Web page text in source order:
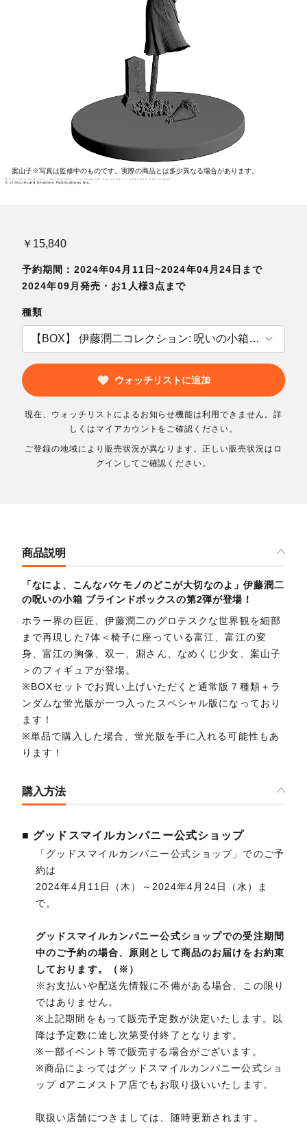
案山子※写真は監修中のものです。実際の商品とは多少異なる場合があります。
￥15,840
予約期間：2024年04月11日~2024年04月24日まで
2024年09月発売・お1人様3点まで
種類
ウォッチリストに追加
現在、ウォッチリストによるお知らせ機能は利用できません。詳
しくはマイアカウントをご確認ください。
ご登録の地域により販売状況が異なります。正しい販売状況はロ
グインしてご確認ください。
商品説明
「なによ、こんなバケモノのどこが大切なのよ」伊藤潤二
の呪いの小箱 ブラインドボックスの第2弾が登場！
ホラー界の巨匠、伊藤潤二のグロテスクな世界観を細部
まで再現した7体＜椅子に座っている富江、富江の変
身、富江の胸像、双一、淵さん、なめくじ少女、案山子
＞のフィギュアが登場。
※BOXセットでお買い上げいただくと通常版７種類＋ラ
ンダムな蛍光版が一つ入ったスペシャル版になっており
ます！
※単品で購入した場合、蛍光版を手に入れる可能性もあ
ります！
購入方法
■ グッドスマイルカンパニー公式ショップ
「グッドスマイルカンパニー公式ショップ」でのご予
約は
2024年4月11日（木）～2024年4月24日（水）ま
で。
グッドスマイルカンパニー公式ショップでの受注期間
中のご予約の場合、原則として商品のお届けをお約束
しております。（※）
※お支払いや配送先情報に不備がある場合、この限り
ではありません。
※上記期間をもって販売予定数が決定いたします。以
降は予定数に達し次第受付終了となります。
※一部イベント等で販売する場合がございます。
※商品によってはグッドスマイルカンパニー公式ショ
ップ dアニメストア店でもお取り扱いいたします。
取扱い店舗につきましては、随時更新されます。